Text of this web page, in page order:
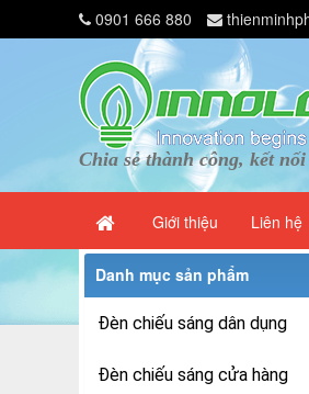
0901 666 880
Chia sẻ thành công, kết nối
Giới thiệu Liên hệ
Danh mục sản phẩm
Đèn chiếu sáng dân dụng
Đèn chiếu sáng cửa hàng